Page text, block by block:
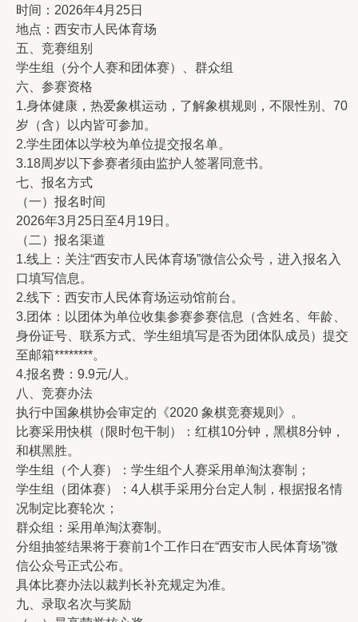
时间：2026年4月25日
地点：西安市人民体育场
五、竞赛组别
学生组（分个人赛和团体赛）、群众组
六、参赛资格
1.身体健康，热爱象棋运动，了解象棋规则，不限性别、70
岁（含）以内皆可参加。
2.学生团体以学校为单位提交报名单。
3.18周岁以下参赛者须由监护人签署同意书。
七、报名方式
（一）报名时间
2026年3月25日至4月19日。
（二）报名渠道
1.线上：关注“西安市人民体育场”微信公众号，进入报名入
口填写信息。
2.线下：西安市人民体育场运动馆前台。
3.团体：以团体为单位收集参赛参赛信息（含姓名、年龄、
身份证号、联系方式、学生组填写是否为团体队成员）提交
至邮箱********。
4.报名费：9.9元/人。
八、竞赛办法
执行中国象棋协会审定的《2020 象棋竞赛规则》。
比赛采用快棋（限时包干制）：红棋10分钟，黑棋8分钟，
和棋黑胜。
学生组（个人赛）：学生组个人赛采用单淘汰赛制；
学生组（团体赛）：4人棋手采用分台定人制，根据报名情
况制定比赛轮次；
群众组：采用单淘汰赛制。
分组抽签结果将于赛前1个工作日在“西安市人民体育场”微
信公众号正式公布。
具体比赛办法以裁判长补充规定为准。
九、录取名次与奖励